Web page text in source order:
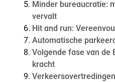
Minder bureaucratie:
vervalt
Hit and run:
Automatische
Volgende fase van de
kracht